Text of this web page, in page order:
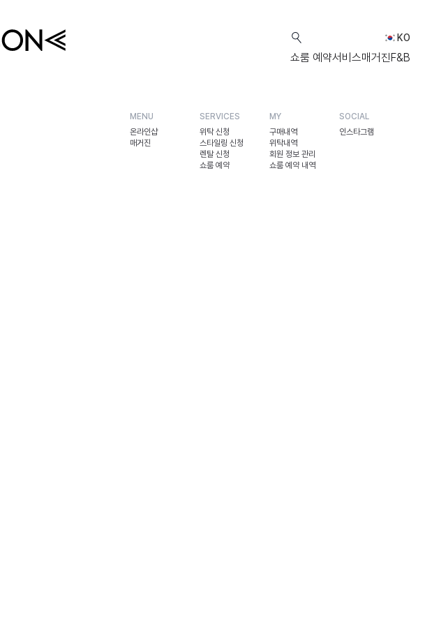
KO
쇼룸 예약서비스매거진 F&B
MENU
온라인샵
매거진
SERVICES
위탁 신청
스타일링 신청
렌탈 신청
쇼룸 예약
MY
구매내역
위탁내역
회원 정보 관리
쇼룸 예약 내역
SOCIAL
인스타그램